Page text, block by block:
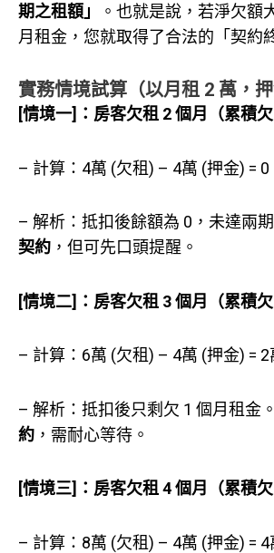
期之租額」
。也就是說，若淨欠額
月租金，您就取得了合法的「契約
實務情境試算（以月租 2 萬，押
[情境一]：房客欠租 2 個月（累積欠
– 計算：4萬 (欠租) – 4萬 (押金) = 0
– 解析：抵扣後餘額為 0，未達兩期
契約 ，但可先口頭提醒。
[情境二]：房客欠租 3 個月（累積欠
– 計算：6萬 (欠租) – 4萬 (押金) = 2
– 解析：抵扣後只剩欠 1 個月租金。
約 ，需耐心等待。
[情境三]：房客欠租 4 個月（累積欠
– 計算：8萬 (欠租) – 4萬 (押金) = 4